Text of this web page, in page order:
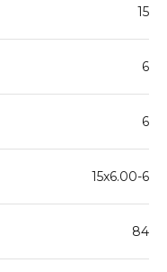
15
6
6
15x6.00-6
84